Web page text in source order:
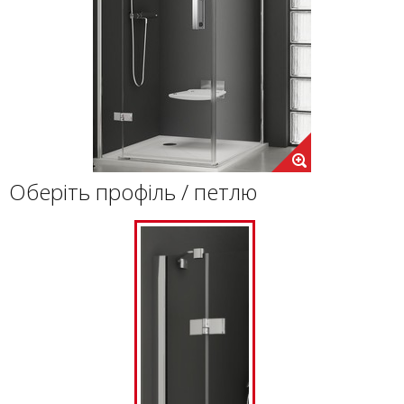
Оберіть профіль / петлю